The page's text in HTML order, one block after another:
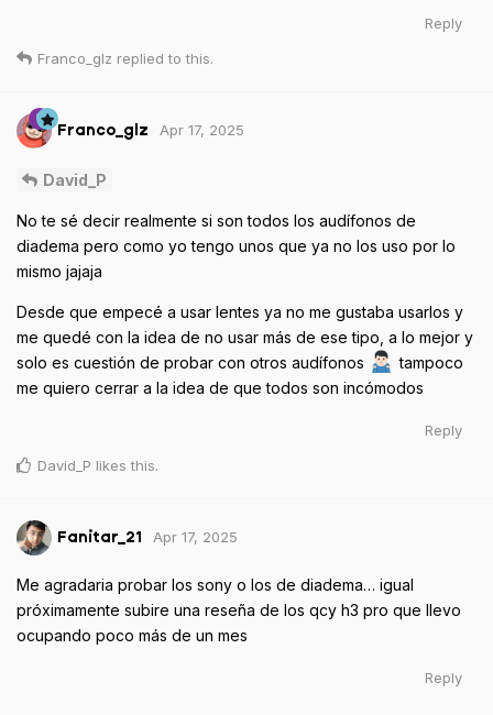
Reply
Franco_glz replied to this.
Franco_glz Apr 17, 2025
David_P
No te sé decir realmente si son todos los audífonos de
diadema pero como yo tengo unos que ya no los uso por lo
mismo jajaja
Desde que empecé a usar lentes ya no me gustaba usarlos y
me quedé con la idea de no usar más de ese tipo, a lo mejor y
solo es cuestión de probar con otros audífonos
tampoco
me quiero cerrar a la idea de que todos son incómodos
Reply
David_P likes this.
Fanitar_21 Apr 17, 2025
Me agradaria probar los sony o los de diadema… igual
próximamente subire una reseña de los qcy h3 pro que llevo
ocupando poco más de un mes
Reply